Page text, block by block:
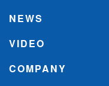
NEWS
VIDEO
COMPANY